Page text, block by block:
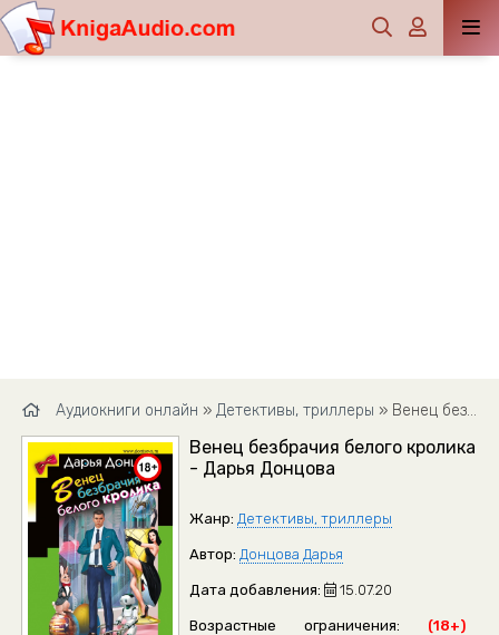
Аудиокниги онлайн » Детективы, триллеры » Венец безбрачия белого кролика - Дарья Донцова
Венец безбрачия белого кролика
- Дарья Донцова
Жанр: Детективы, триллеры
Автор: Донцова Дарья
Дата добавления: 15.07.20
Возрастные ограничения:
(18+)